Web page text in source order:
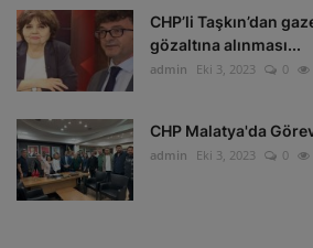
CHP’li Taşkın’dan
gözaltına alınması...
admin Eki 3, 2023 0
CHP Malatya'da Görev
admin Eki 3, 2023 0